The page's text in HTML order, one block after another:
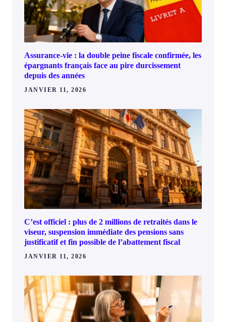
Assurance-vie : la double peine fiscale confirmée, les
épargnants français face au pire durcissement
depuis des années
JANVIER 11, 2026
C’est officiel : plus de 2 millions de retraités dans le
viseur, suspension immédiate des pensions sans
justificatif et fin possible de l’abattement fiscal
JANVIER 11, 2026